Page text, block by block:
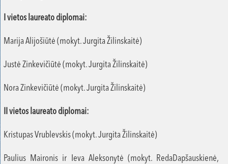
I vietos laureato diplomai:
Marija Alijošiūtė (mokyt. Jurgita Žilinskaitė)
Justė Zinkevičiūtė (mokyt. Jurgita Žilinskaitė)
Nora Zinkevičiūtė (mokyt. Jurgita Žilinskaitė)
II vietos laureato diplomai:
Kristupas Vrublevskis (mokyt. Jurgita Žilinskaitė)
Paulius Maironis ir Ieva Aleksonytė (mokyt. RedaDapšauskienė,